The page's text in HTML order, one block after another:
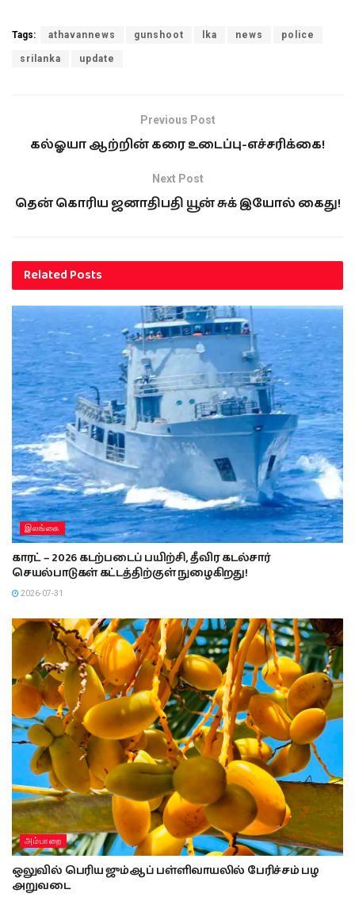
இந்த நிலையில், துப்பாக்கிப்
பிரயோகம் மேற்கொண்ட
குறித்த சந்தேகநபர்
Tags: athavannews gunshoot lka news police
srilanka update
Previous Post
கல்ஓயா ஆற்றின் கரை உடைப்பு-எச்சரிக்கை!
Next Post
தென் கொரிய ஜனாதிபதி யூன் சுக் இயோல் கைது!
RelatedPosts
இலங்கை
காரட் – 2026 கடற்படைப் பயிற்சி, தீவிர கடல்சார்
செயல்பாடுகள் கட்டத்திற்குள் நுழைகிறது!
2026-07-31
அம்பாறை
ஒலுவில் பெரிய ஜும்ஆப் பள்ளிவாயலில் பேரிச்சம் பழ
அறுவடை